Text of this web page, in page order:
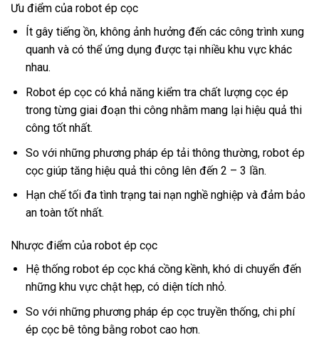
Ưu điểm của robot ép cọc
Ít gây tiếng ồn, không ảnh hưởng đến các công trình xung
quanh và có thể ứng dụng được tại nhiều khu vực khác
nhau.
Robot ép cọc có khả năng kiểm tra chất lượng cọc ép
trong từng giai đoạn thi công nhằm mang lại hiệu quả thi
công tốt nhất.
So với những phương pháp ép tải thông thường, robot ép
cọc giúp tăng hiệu quả thi công lên đến 2 – 3 lần.
Hạn chế tối đa tình trạng tai nạn nghề nghiệp và đảm bảo
an toàn tốt nhất.
Nhược điểm của robot ép cọc
Hệ thống robot ép cọc khá cồng kềnh, khó di chuyển đến
những khu vực chật hẹp, có diện tích nhỏ.
So với những phương pháp ép cọc truyền thống, chi phí
ép cọc bê tông bằng robot cao hơn.